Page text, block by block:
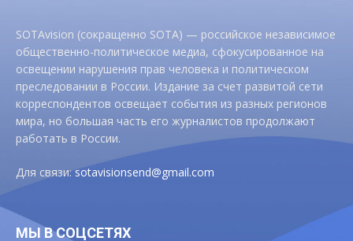
SOTAvision (сокращенно SOTA) — российское независимое
общественно-политическое медиа, сфокусированное на
освещении нарушения прав человека и политическом
преследовании в России. Издание за счет развитой сети
корреспондентов освещает события из разных регионов
мира, но большая часть его журналистов продолжают
работать в России.
Для связи:sotavisionsend@gmail.com
МЫ В СОЦСЕТЯХ